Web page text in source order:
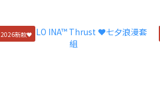
2026新款🖤